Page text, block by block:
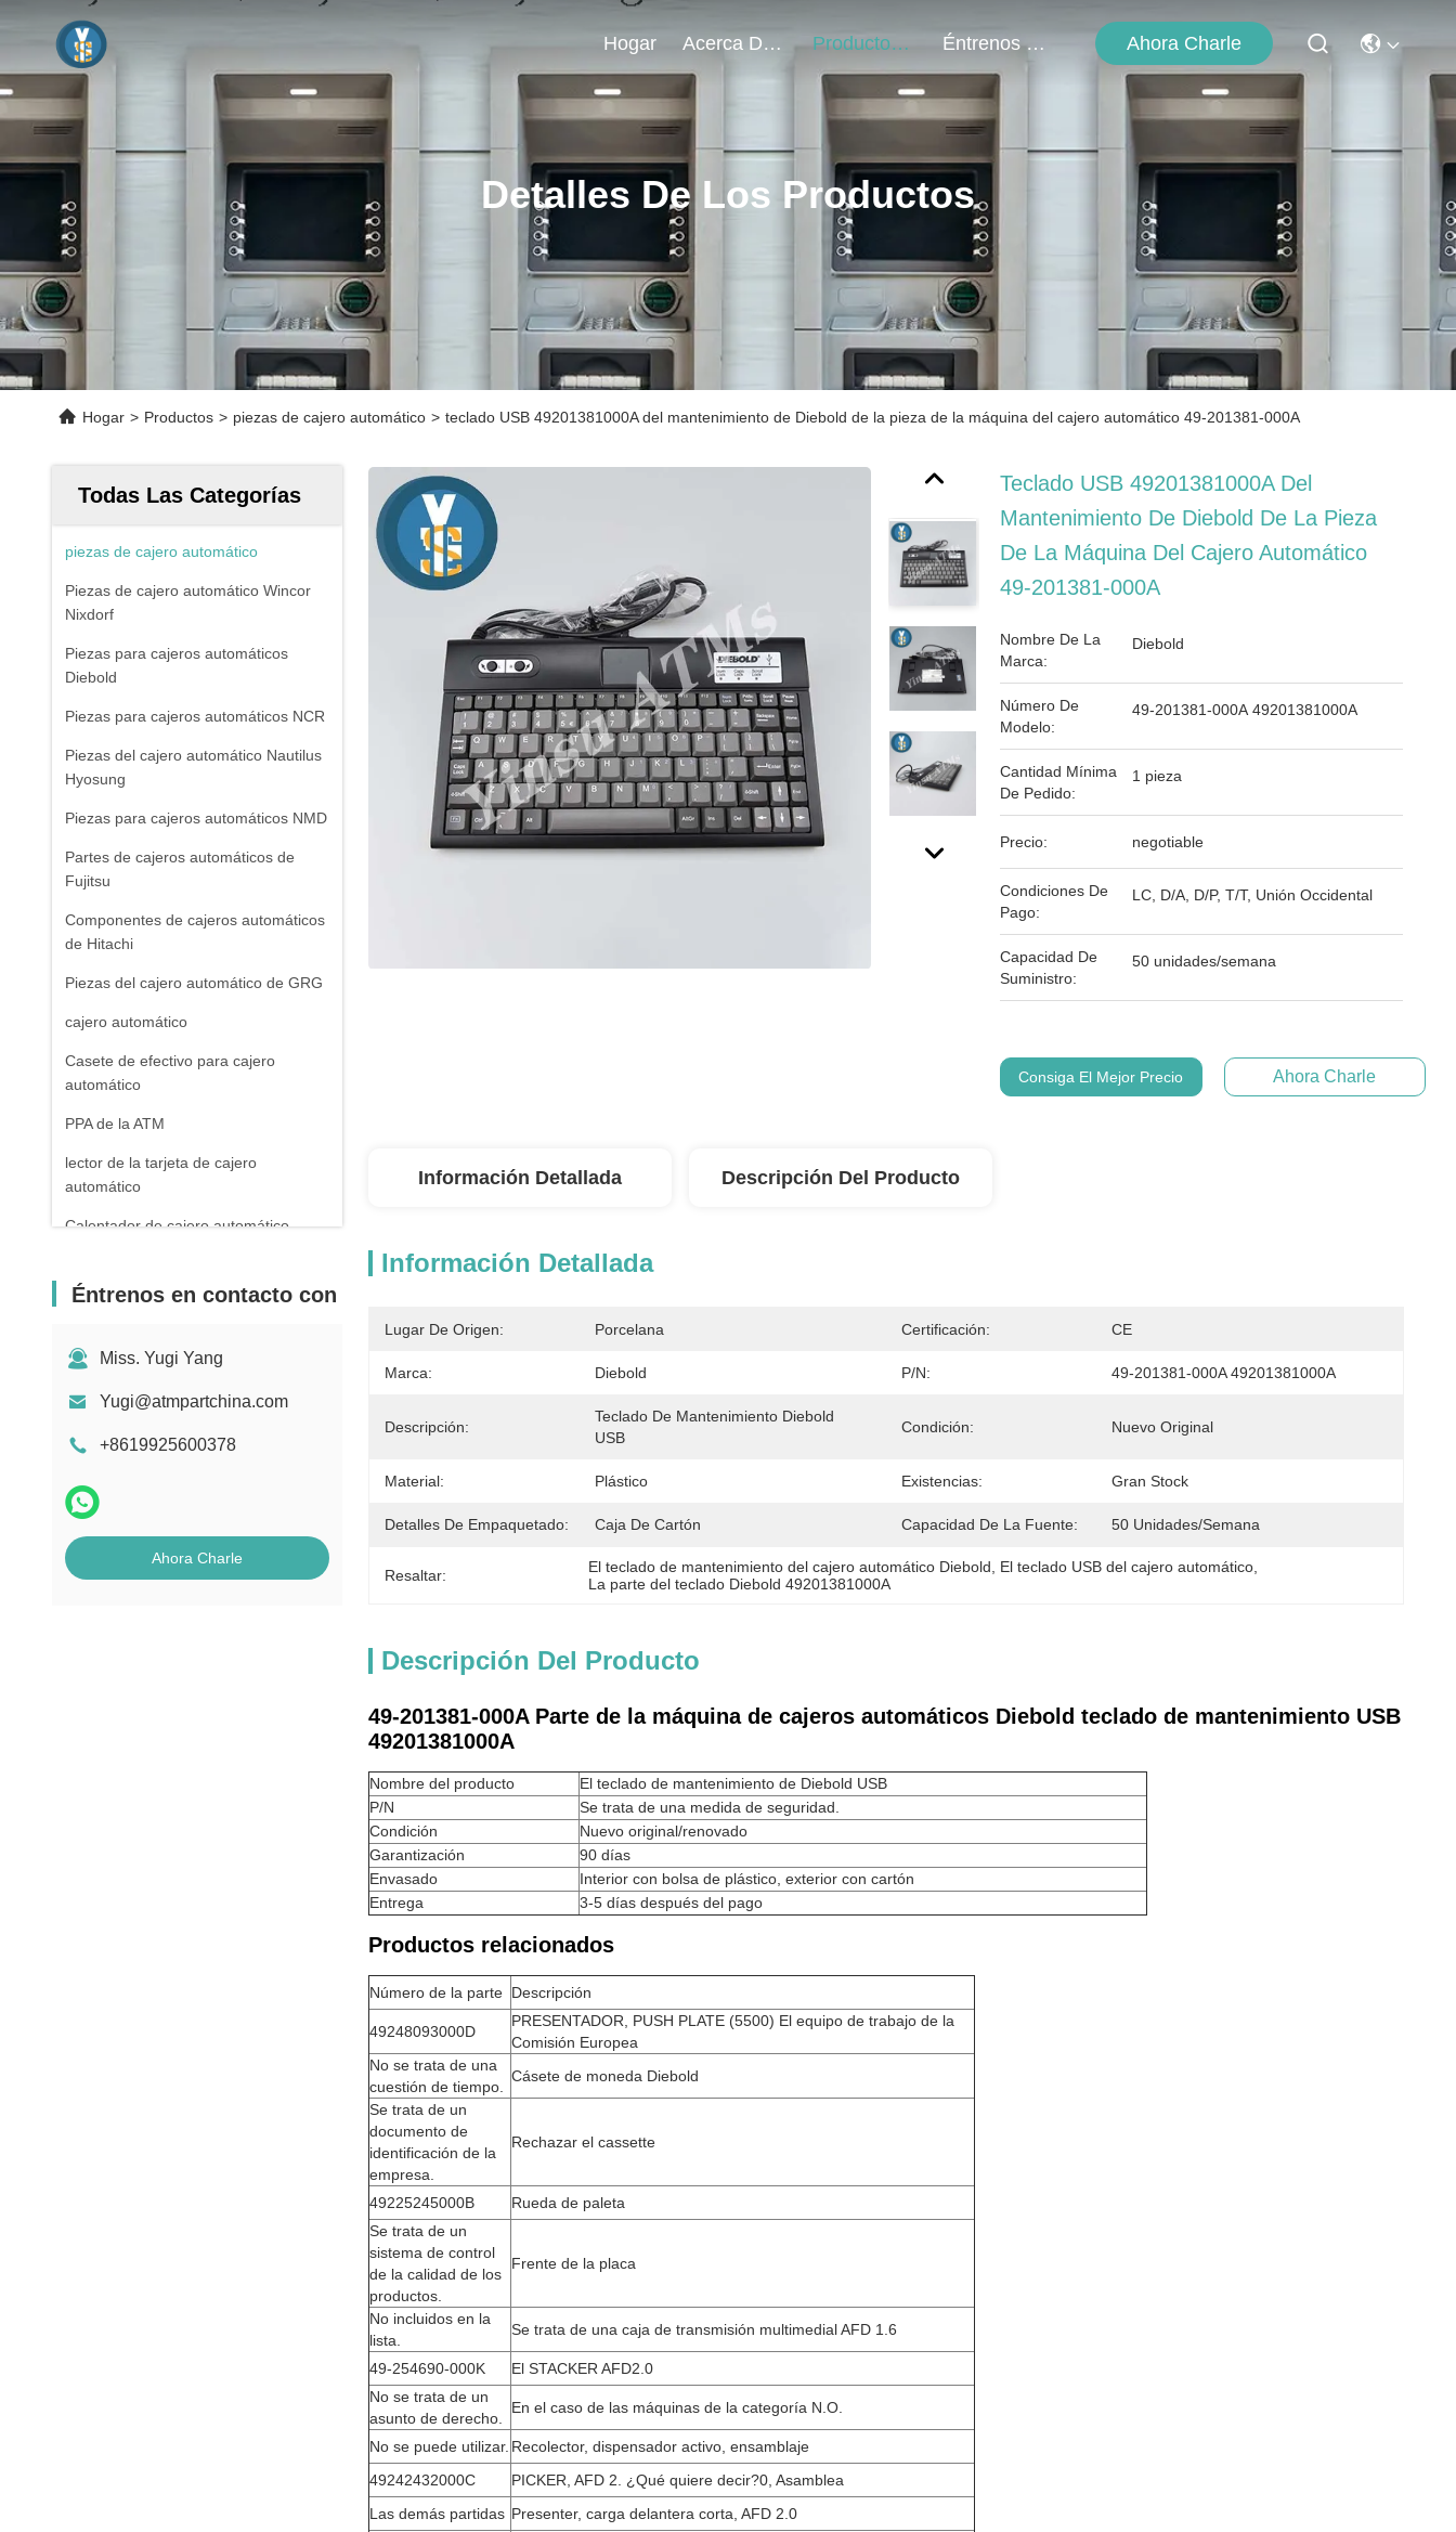
Hogar Acerca De Nosotros Productos Éntrenos En Contacto Con Ahora Charle
Detalles De Los Productos
Hogar > Productos > piezas de cajero automático > teclado USB 49201381000A del mantenimiento de Diebold de la pieza de la máquina del cajero automático 49-201381-000A
Todas Las Categorías
piezas de cajero automático
Piezas de cajero automático Wincor
Nixdorf
Piezas para cajeros automáticos
Diebold
Piezas para cajeros automáticos NCR
Piezas del cajero automático Nautilus
Hyosung
Piezas para cajeros automáticos NMD
Partes de cajeros automáticos de
Fujitsu
Componentes de cajeros automáticos
de Hitachi
Piezas del cajero automático de GRG
cajero automático
Casete de efectivo para cajero
automático
PPA de la ATM
lector de la tarjeta de cajero
automático
Calentador de cajero automático
Cuentas de cuentas
MEI
máquina de pos
Éntrenos en contacto con
Miss. Yugi Yang
Yugi@atmpartchina.com
+8619925600378
Ahora Charle
Teclado USB 49201381000A Del
Mantenimiento De Diebold De La Pieza
De La Máquina Del Cajero Automático
49-201381-000A
Nombre De La
Marca:
Diebold
Número De
Modelo:
49-201381-000A 49201381000A
Cantidad Mínima
De Pedido:
1 pieza
Precio: negotiable
Condiciones De
Pago:
LC, D/A, D/P, T/T, Unión Occidental
Capacidad De
Suministro:
50 unidades/semana
Consiga El Mejor Precio Ahora Charle
Información Detallada Descripción Del Producto
Información Detallada
Lugar De Origen: Porcelana Certificación: CE
Marca: Diebold P/N: 49-201381-000A 49201381000A
Descripción:
Teclado De Mantenimiento Diebold
USB
Condición: Nuevo Original
Material: Plástico Existencias: Gran Stock
Detalles De Empaquetado: Caja De Cartón Capacidad De La Fuente: 50 Unidades/semana
Resaltar: El teclado de mantenimiento del cajero automático Diebold El teclado USB del cajero automático
La parte del teclado Diebold 49201381000A
Descripción Del Producto
49-201381-000A Parte de la máquina de cajeros automáticos Diebold teclado de mantenimiento USB
49201381000A
Nombre del producto
El teclado de mantenimiento de Diebold USB
P/N
Se trata de una medida de seguridad.
Condición
Nuevo original/renovado
Garantización
90 días
Envasado
Interior con bolsa de plástico, exterior con cartón
Entrega
3-5 días después del pago
Productos relacionados
Número de la parte Descripción
49248093000D
PRESENTADOR, PUSH PLATE (5500) El equipo de trabajo de la
Comisión Europea
No se trata de una
cuestión de tiempo.
Cásete de moneda Diebold
Se trata de un
documento de
identificación de la
empresa.
Rechazar el cassette
49225245000B
Rueda de paleta
Se trata de un
sistema de control
de la calidad de los
productos.
Frente de la placa
No incluidos en la
lista.
Se trata de una caja de transmisión multimedial AFD 1.6
49-254690-000K
El STACKER AFD2.0
No se trata de un
asunto de derecho.
En el caso de las máquinas de la categoría N.O.
No se puede utilizar. Recolector, dispensador activo, ensamblaje
49242432000C
PICKER, AFD 2. ¿Qué quiere decir?0, Asamblea
Las demás partidas Presenter, carga delantera corta, AFD 2.0